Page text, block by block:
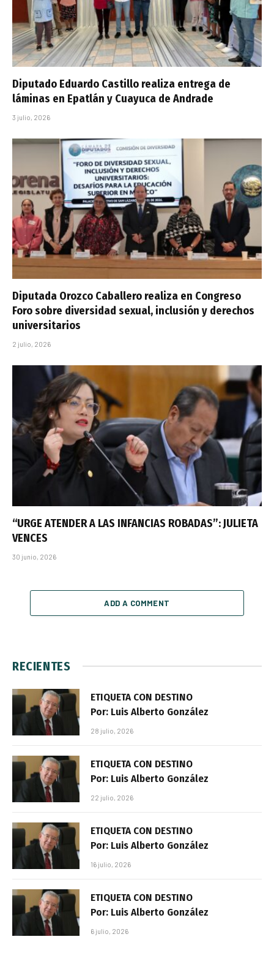
Diputado Eduardo Castillo realiza entrega de
láminas en Epatlán y Cuayuca de Andrade
3 julio, 2026
Diputada Orozco Caballero realiza en Congreso
Foro sobre diversidad sexual, inclusión y derechos
universitarios
2 julio, 2026
“URGE ATENDER A LAS INFANCIAS ROBADAS”: JULIETA
VENCES
30 junio, 2026
ADD A COMMENT
RECIENTES
ETIQUETA CON DESTINO
Por: Luis Alberto González
28 julio, 2026
ETIQUETA CON DESTINO
Por: Luis Alberto González
22 julio, 2026
ETIQUETA CON DESTINO
Por: Luis Alberto González
16 julio, 2026
ETIQUETA CON DESTINO
Por: Luis Alberto González
6 julio, 2026